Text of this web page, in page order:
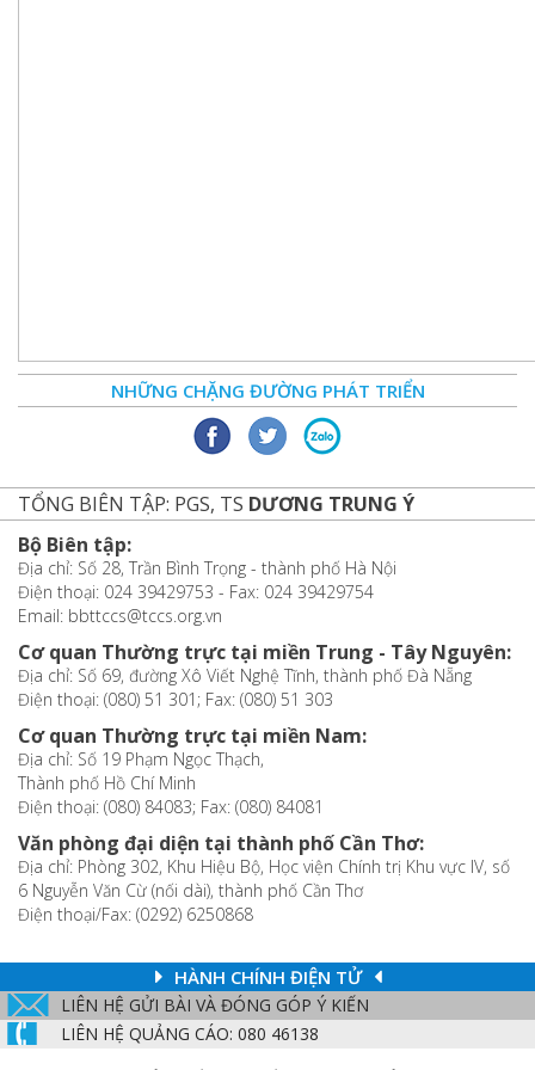
NHỮNG CHẶNG ĐƯỜNG PHÁT TRIỂN
TỔNG BIÊN TẬP: PGS, TS DƯƠNG TRUNG Ý
Bộ Biên tập:
Địa chỉ: Số 28, Trần Bình Trọng - thành phố Hà Nội
Điện thoại: 024 39429753 - Fax: 024 39429754
Email: bbttccs@tccs.org.vn
Cơ quan Thường trực tại miền Trung - Tây Nguyên:
Địa chỉ: Số 69, đường Xô Viết Nghệ Tĩnh, thành phố Đà Nẵng
Điện thoại: (080) 51 301; Fax: (080) 51 303
Cơ quan Thường trực tại miền Nam:
Địa chỉ: Số 19 Phạm Ngọc Thạch,
Thành phố Hồ Chí Minh
Điện thoại: (080) 84083; Fax: (080) 84081
Văn phòng đại diện tại thành phố Cần Thơ:
Địa chỉ: Phòng 302, Khu Hiệu Bộ, Học viện Chính trị Khu vực IV, số
6 Nguyễn Văn Cừ (nối dài), thành phố Cần Thơ
Điện thoại/Fax: (0292) 6250868
HÀNH CHÍNH ĐIỆN TỬ
LIÊN HỆ GỬI BÀI VÀ ĐÓNG GÓP Ý KIẾN
LIÊN HỆ QUẢNG CÁO: 080 46138